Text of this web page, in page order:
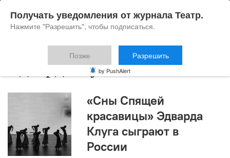
Эдвард Клуг
«Сны Спящей
красавицы» Эдварда
Клуга сыграют в
России
Получать уведомления от журнала Театр.
Нажмите "Разрешить", чтобы подписаться.
Позже Разрешить
by PushAlert